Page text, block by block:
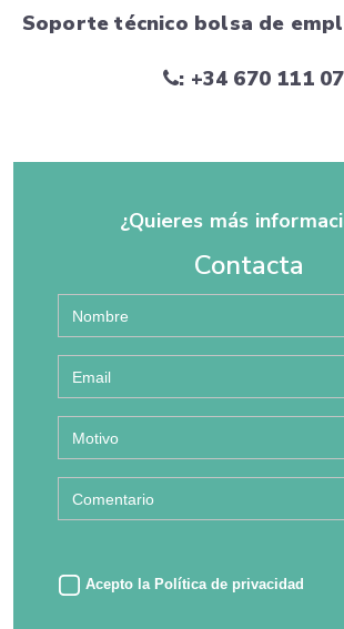
Soporte técnico bolsa de
: +34 670 111
¿Quieres más
Contacta
Acepto la Política de privacidad